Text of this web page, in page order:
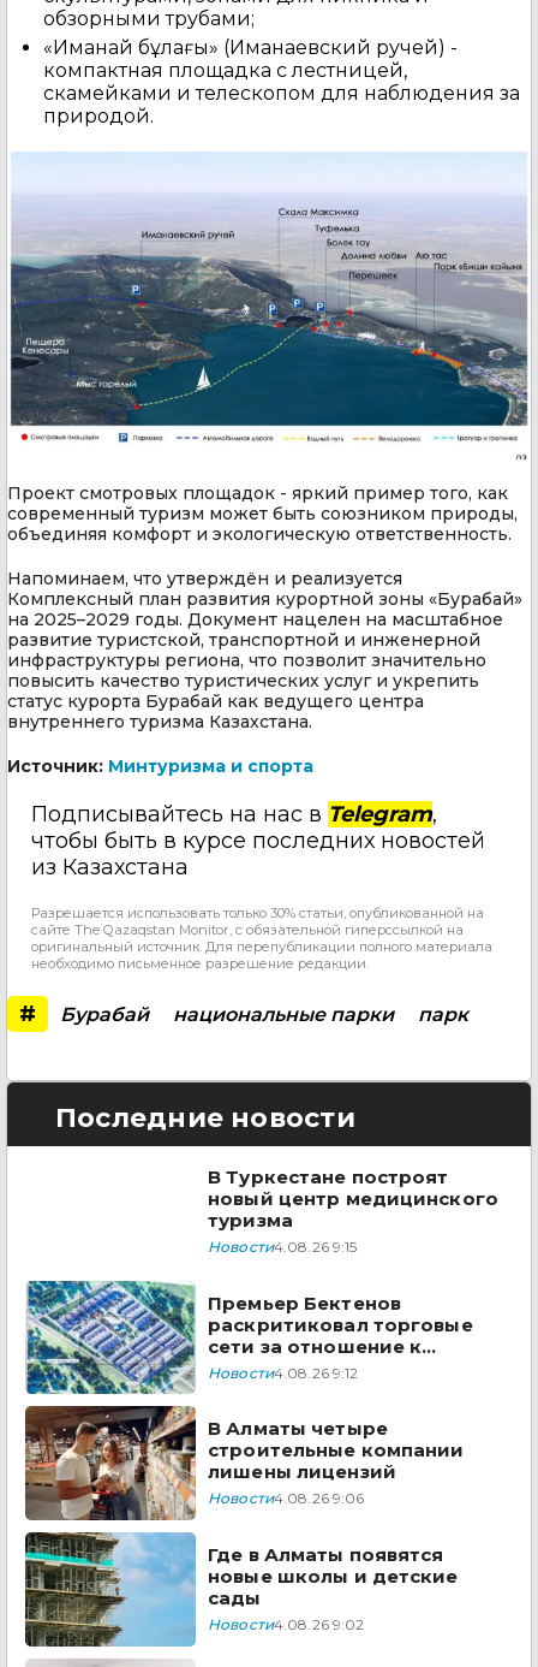
обзорными трубами;
«Иманай бұлағы» (Иманаевский ручей) -
компактная площадка с лестницей,
скамейками и телескопом для наблюдения за
природой.
Проект смотровых площадок - яркий пример того, как
современный туризм может быть союзником природы,
объединяя комфорт и экологическую ответственность.
Напоминаем, что утверждён и реализуется
Комплексный план развития курортной зоны «Бурабай»
на 2025–2029 годы. Документ нацелен на масштабное
развитие туристской, транспортной и инженерной
инфраструктуры региона, что позволит значительно
повысить качество туристических услуг и укрепить
статус курорта Бурабай как ведущего центра
внутреннего туризма Казахстана.
Источник: Минтуризма и спорта
Подписывайтесь на нас в Telegram,
чтобы быть в курсе последних новостей
из Казахстана
Разрешается использовать только 30% статьи, опубликованной на
сайте The Qazaqstan Monitor, с обязательной гиперссылкой на
оригинальный источник. Для перепубликации полного материала
необходимо письменное разрешение редакции.
# Бурабай национальные парки парк
Последние новости
В Туркестане построят
новый центр медицинского
туризма
Новости4.08.26 9:15
Премьер Бектенов
раскритиковал торговые
сети за отношение к
казахстанским товарам
Новости4.08.26 9:12
В Алматы четыре
строительные компании
лишены лицензий
Новости4.08.26 9:06
Где в Алматы появятся
новые школы и детские
сады
Новости4.08.26 9:02